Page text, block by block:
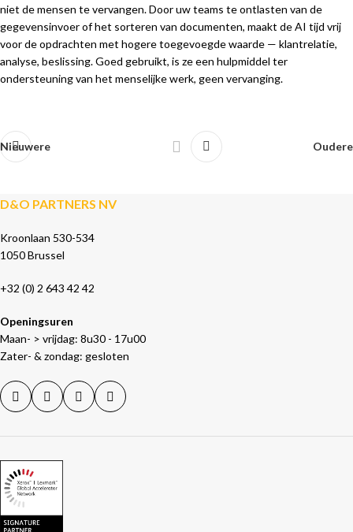
niet de mensen te vervangen. Door uw teams te ontlasten van de
gegevensinvoer of het sorteren van documenten, maakt de AI tijd vrij
voor de opdrachten met hogere toegevoegde waarde — klantrelatie,
analyse, beslissing. Goed gebruikt, is ze een hulpmiddel ter
ondersteuning van het menselijke werk, geen vervanging.
Nieuwere Oudere
D&O PARTNERS NV
Kroonlaan 530-534
1050 Brussel
+32 (0) 2 643 42 42
Openingsuren
Maan- > vrijdag: 8u30 - 17u00
Zater- & zondag: gesloten